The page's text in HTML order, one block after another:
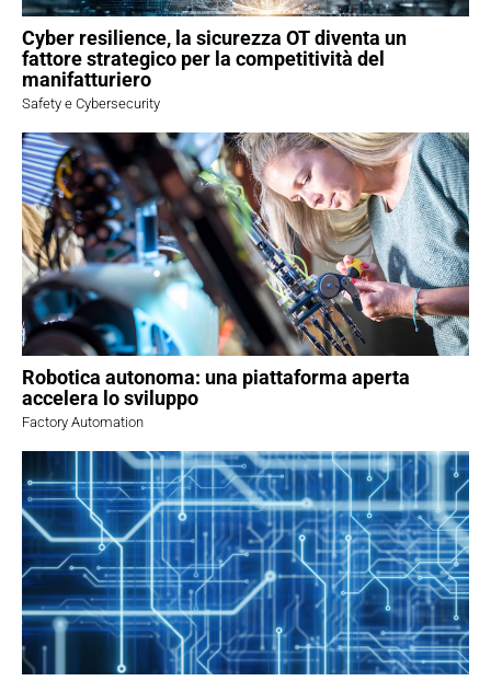
Cyber resilience, la sicurezza OT diventa un
fattore strategico per la competitività del
manifatturiero
Safety e Cybersecurity
Robotica autonoma: una piattaforma aperta
accelera lo sviluppo
Factory Automation